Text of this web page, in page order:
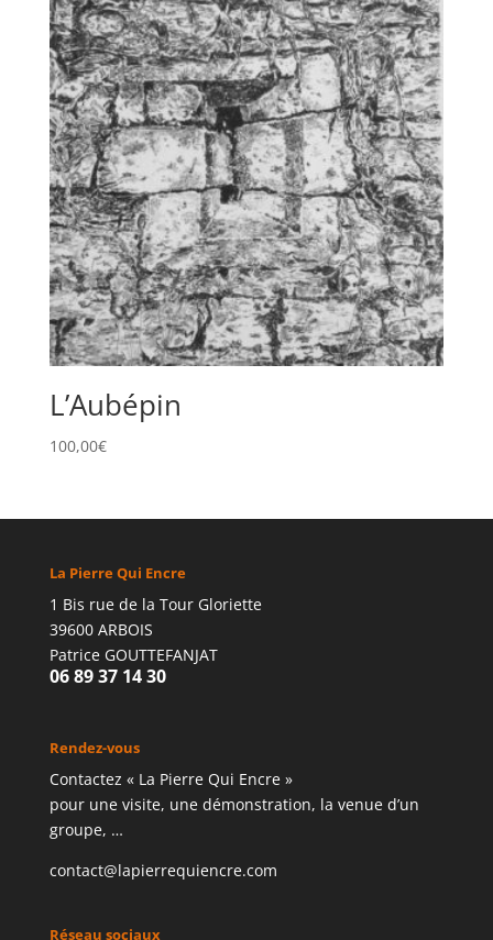
L’Aubépin
100,00€
La Pierre Qui Encre
1 Bis rue de la Tour Gloriette
39600 ARBOIS
Patrice GOUTTEFANJAT
06 89 37 14 30
Rendez-vous
Contactez « La Pierre Qui Encre »
pour une visite, une démonstration, la venue d’un
groupe, …
contact@lapierrequiencre.com
Réseau sociaux